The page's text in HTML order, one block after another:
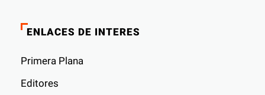
ENLACES DE INTERES
Primera Plana
Editores